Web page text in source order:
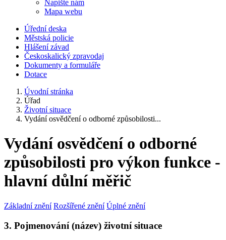
Napište nám
Mapa webu
Úřední deska
Městská policie
Hlášení závad
Českoskalický zpravodaj
Dokumenty a formuláře
Dotace
Úvodní stránka
Úřad
Životní situace
Vydání osvědčení o odborné způsobilosti...
Vydání osvědčení o odborné
způsobilosti pro výkon funkce -
hlavní důlní měřič
Základní znění Rozšířené znění Úplné znění
3. Pojmenování (název) životní situace